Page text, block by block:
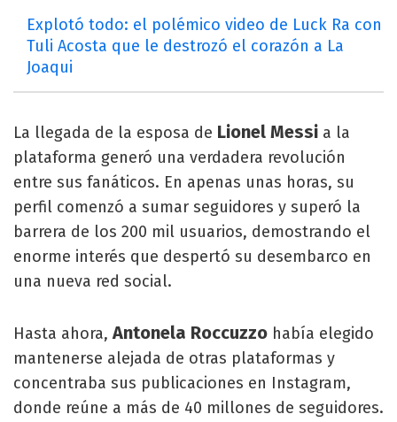
Explotó todo: el polémico video de Luck Ra con
Tuli Acosta que le destrozó el corazón a La
Joaqui
La llegada de la esposa de Lionel Messi a la
plataforma generó una verdadera revolución
entre sus fanáticos. En apenas unas horas, su
perfil comenzó a sumar seguidores y superó la
barrera de los 200 mil usuarios, demostrando el
enorme interés que despertó su desembarco en
una nueva red social.
Hasta ahora,Antonela Roccuzzo había elegido
mantenerse alejada de otras plataformas y
concentraba sus publicaciones en Instagram,
donde reúne a más de 40 millones de seguidores.